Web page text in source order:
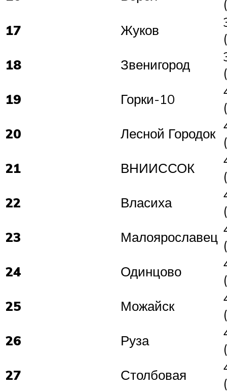
17
Жуков
18
Звенигород
19
Горки-10
20
Лесной Городок
21
ВНИИССОК
22
Власиха
23
Малоярославец
24
Одинцово
25
Можайск
26
Руза
27
Столбовая